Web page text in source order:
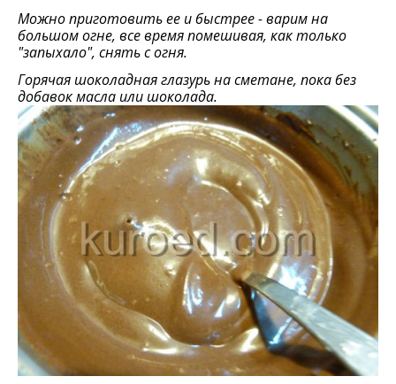
Можно приготовить ее и быстрее - варим на
большом огне, все время помешивая, как только
"запыхало", снять с огня.
Горячая шоколадная глазурь на сметане, пока без
добавок масла или шоколада.